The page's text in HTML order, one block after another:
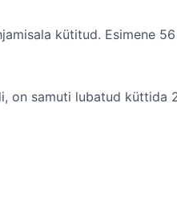
kütitud. Esimene
on samuti lubatud küttida